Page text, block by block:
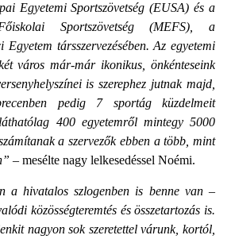
Egyetemi Sportszövetség (EUSA) és a
Sportszövetség (MEFS), a
társszervezésében. Az egyetemi
város már-már ikonikus, önkénteseink
is szerephez jutnak majd,
pedig 7 sportág küzdelmeit
400 egyetemről mintegy 5000
a szervezők ebben a több, mint
– mesélte nagy lelkesedéssel Noémi.
a hivatalos szlogenben is benne van –
közösségteremtés és összetartozás is.
nagyon sok szeretettel várunk, kortól,